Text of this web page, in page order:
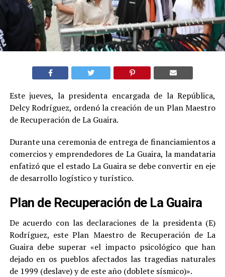
Este jueves, la presidenta encargada de la República,
Delcy Rodríguez, ordenó la creación de un Plan Maestro
de Recuperación de La Guaira.
Durante una ceremonia de entrega de financiamientos a
comercios y emprendedores de La Guaira, la mandataria
enfatizó que el estado La Guaira se debe convertir en eje
de desarrollo logístico y turístico.
Plan de Recuperación de La Guaira
De acuerdo con las declaraciones de la presidenta (E)
Rodríguez, este Plan Maestro de Recuperación de La
Guaira debe superar «el impacto psicológico que han
dejado en os pueblos afectados las tragedias naturales
de 1999 (deslave) y de este año (doblete sísmico)».